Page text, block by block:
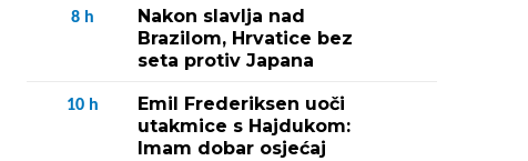
8 h
Nakon slavlja nad
Brazilom, Hrvatice bez
seta protiv Japana
10 h
Emil Frederiksen uoči
utakmice s Hajdukom:
Imam dobar osjećaj